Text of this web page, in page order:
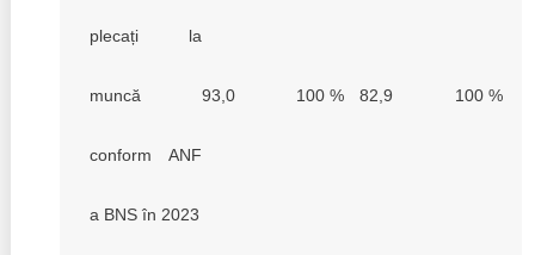
plecați la
muncă
conform ANF
a BNS în 2023
93,0 100 % 82,9 100 %